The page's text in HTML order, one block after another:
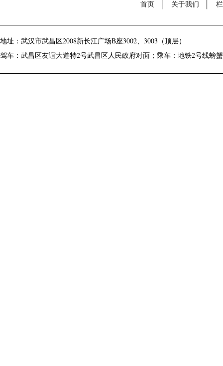
首页 关于我们
地址：武汉市武昌区2008新长江广场B座3002、3003（顶层）
驾车：武昌区友谊大道特2号武昌区人民政府对面；乘车：地铁2号线螃